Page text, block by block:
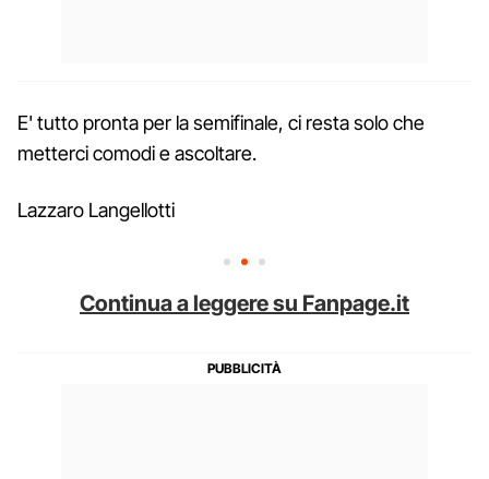
E' tutto pronta per la semifinale, ci resta solo che
metterci comodi e ascoltare.
Lazzaro Langellotti
Continua a leggere su Fanpage.it